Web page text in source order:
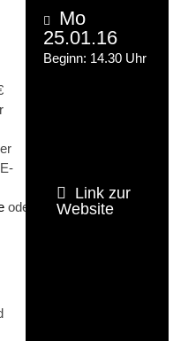
oder telefonisch
Mo
25.01.16
Beginn: 14.30 Uhr
Link zur
Website